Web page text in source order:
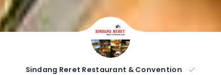
Sindang Reret Restaurant & Convention